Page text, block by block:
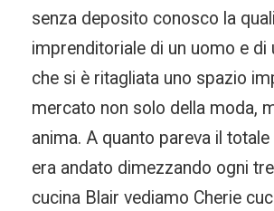
senza deposito conosco la
imprenditoriale di un uomo e di
che si è ritagliata uno spazio
mercato non solo della moda,
anima. A quanto pareva il
era andato dimezzando ogni
cucina Blair vediamo Cherie